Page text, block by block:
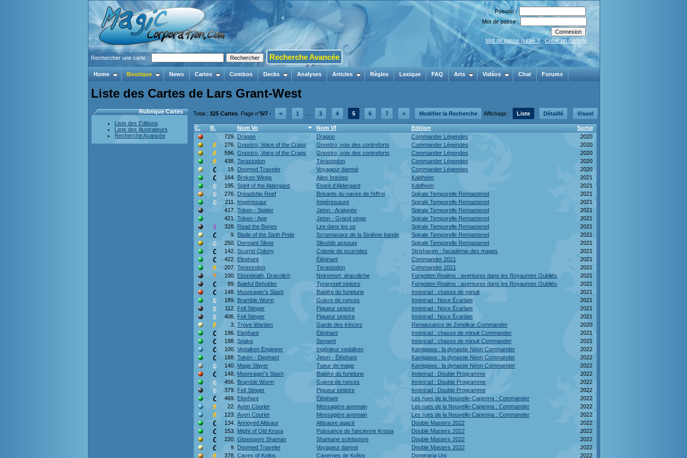
Pseudo :
Mot de passe :
Mot de passe oublié ? - Créer un compte
Rechercher une carte : Recherche Avancée
Home Boutique News Cartes Combos Decks Analyses Articles Règles Lexique FAQ Arts Vidéos Chat Forums
Liste des Cartes de Lars Grant-West
Rubrique Cartes
Liste des Editions
Liste des Illustrateurs
Recherche Avancée
Total : 325 Cartes . Page n°5/7 - < 1 3 4 5 6 7 > Modifier la Recherche Affichage : Liste Détaillé Visuel
C. R. Nom Vo Nom Vf Edition
Sortie
729.
Dragon Dragon Commander Légendes
2020
276. Gnostro, Voice of the Crags Gnostro, voix des contreforts Commander Légendes
2020
596. Gnostro, Voice of the Crags Gnostro, voix des contreforts Commander Légendes
2020
438. Terastodon Térastodon Commander Légendes
2020
19.
Doomed Traveler Voyageur damné Commander Légendes
2020
164.
Broken Wings Ailes brisées Kaldheim
2021
195. Spirit of the Aldergard Esprit d'Aldergard Kaldheim
2021
276.
Dreadship Reef Brisants du navire de l'effroi Spirale Temporelle Remastered
2021
211.
Imperiosaur Impériosaure Spirale Temporelle Remastered
2021
417. Token - Spider Jeton - Araignée Spirale Temporelle Remastered
2021
421.
Token - Ape Jeton - Grand singe Spirale Temporelle Remastered
2021
328.
Read the Bones Lire dans les os Spirale Temporelle Remastered
2021
9.
Blade of the Sixth Pride Scramasaxe de la Sixième bande Spirale Temporelle Remastered
2021
250.
Dormant Sliver Slivoïde assoupi Spirale Temporelle Remastered
2021
142. Scurrid Colony Colonie de scurrides Strixhaven : l'académie des mages
2021
422.
Elephant Éléphant Commander 2021
2021
207. Terastodon Térastodon Commander 2021
2021
100.
Ebondeath, Dracolich Noiremort, dracoliche Forgotten Realms : aventures dans les Royaumes Oubliés
2021
89.
Baleful Beholder Tyrannœil sinistre Forgotten Realms : aventures dans les Royaumes Oubliés
2021
148.
Moonrager's Slash Balafre du furielune Innistrad : chasse de minuit
2021
189.
Bramble Wurm Guivre de ronces Innistrad : Noce Écarlate
2021
112. Fell Stinger Piqueur sinistre Innistrad : Noce Écarlate
2021
406.
Fell Stinger Piqueur sinistre Innistrad : Noce Écarlate
2021
3. Trove Warden Garde des trésors Renaissance de Zendikar Commander
2020
196.
Elephant Éléphant Innistrad : chasse de minuit Commander
2021
198. Snake Serpent Innistrad : chasse de minuit Commander
2021
100. Vedalken Engineer Ingénieur vedalken Kamigawa : la dynastie Néon Commander
2022
188. Token - Elephant Jeton - Éléphant Kamigawa : la dynastie Néon Commander
2022
140.
Mage Slayer Tueur de mage Kamigawa : la dynastie Néon Commander
2022
148.
Moonrager's Slash Balafre du furielune Innistrad : Double Programme
2022
456.
Bramble Wurm Guivre de ronces Innistrad : Double Programme
2022
379. Fell Stinger Piqueur sinistre Innistrad : Double Programme
2022
469.
Elephant Éléphant Les rues de la Nouvelle-Capenna : Commander
2022
22. Aven Courier Messagère avemain Les rues de la Nouvelle-Capenna : Commander
2022
123. Aven Courier Messagère avemain Les rues de la Nouvelle-Capenna : Commander
2022
134. Annoyed Altisaur Altisaure agacé Double Masters 2022
2022
153.
Might of Old Krosa Puissance de l'ancienne Krosia Double Masters 2022
2022
220. Glowspore Shaman Shamane scintispore Double Masters 2022
2022
9.
Doomed Traveler Voyageur damné Double Masters 2022
2022
378. Caves of Koilos Cavernes de KoÏlos Dominaria Uni 2022